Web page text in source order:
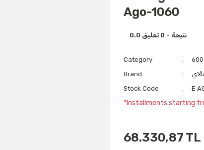
Ago-1060
0.0 نتيجة - 0 تعليق
Category
Brand
Stock Code
E
*Installments starting
68.330,87 TL